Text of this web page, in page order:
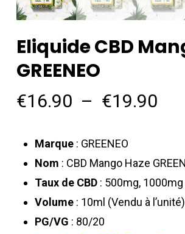
Eliquide CBD
GREENEO
€16.90 – €19.90
à
Marque: GREENEO
Nom : CBD Mango Haze
Taux de CBD: 500mg, 1000mg
Volume: 10ml (Vendu à l’unité)
PG/VG : 80/20